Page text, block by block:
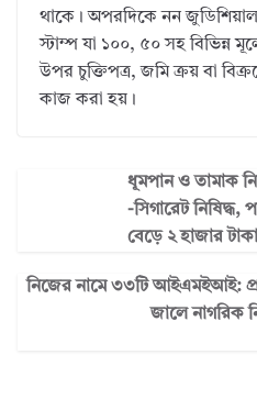
থাকে। অপরদিকে নন জুডিশিয়াল
স্টাম্প যা ১০০, ৫০ সহ বিভিন্ন
উপর চুক্তিপত্র, জমি ক্রয় বা
কাজ করা হয়।
ধূমপান ও তামাক
-সিগারেট নিষিদ্ধ,
বেড়ে ২ হাজার টাকা
নিজের নামে ৩৩টি আইএমইআই:
জালে নাগরিক